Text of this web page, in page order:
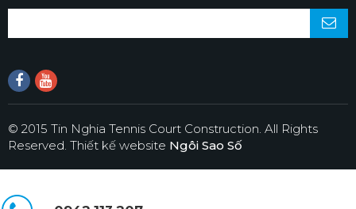
© 2015 Tin Nghia Tennis Court Construction. All Rights
Reserved. Thiết kế website Ngôi Sao Số